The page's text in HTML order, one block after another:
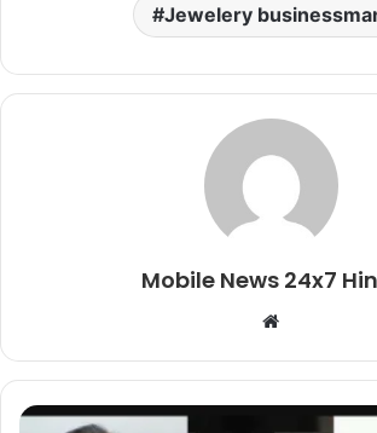
Jewelery
Mobile News 24x7
Website